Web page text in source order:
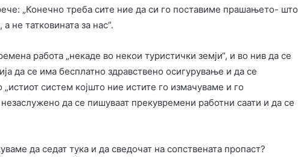
„Конечно треба сите ние да си го поставиме прашањето- што
не татковината за нас“.
работа „некаде во некои туристички земји“, и во нив да се
да се има бесплатно здравствено осигурување и да се
систем којшто ние истите го измачуваме и го
да се пишуваат прекувремени работни саати и да се
да седат тука и да сведочат на сопствената пропаст?